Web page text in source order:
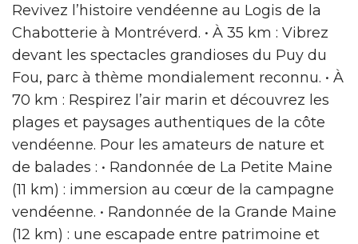
Revivez l’histoire vendéenne au Logis de la
Chabotterie à Montréverd. • À 35 km : Vibrez
devant les spectacles grandioses du Puy du
Fou, parc à thème mondialement reconnu. • À
70 km : Respirez l’air marin et découvrez les
plages et paysages authentiques de la côte
vendéenne. Pour les amateurs de nature et
de balades : • Randonnée de La Petite Maine
(11 km) : immersion au cœur de la campagne
vendéenne. • Randonnée de la Grande Maine
(12 km) : une escapade entre patrimoine et